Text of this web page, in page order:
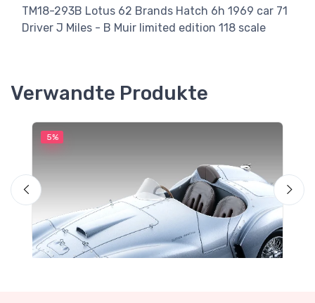
TM18-293B Lotus 62 Brands Hatch 6h 1969 car 71
Driver J Miles - B Muir limited edition 118 scale
Verwandte Produkte
5%